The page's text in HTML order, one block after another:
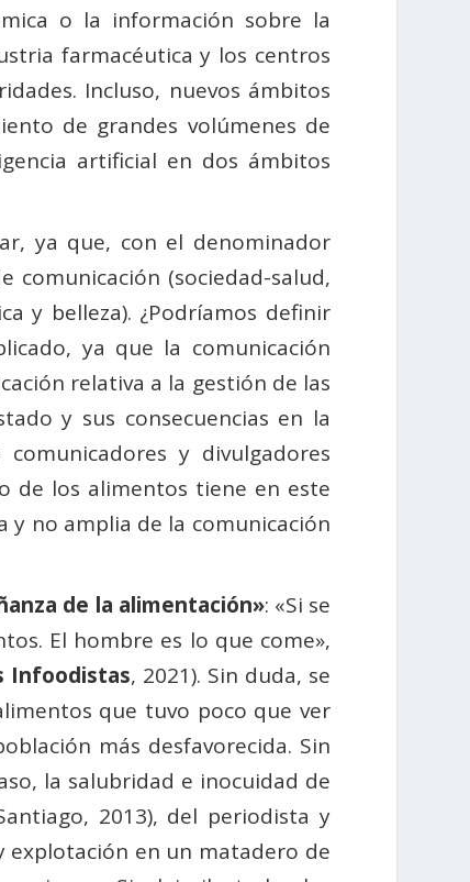
o la información sobre la
farmacéutica y los centros
Incluso, nuevos ámbitos
de grandes volúmenes de
artificial en dos ámbitos
ya que, con el denominador
(sociedad-salud,
y belleza). ¿Podríamos definir
ya que la comunicación
relativa a la gestión de las
y sus consecuencias en la
y divulgadores
de los alimentos tiene en este
no amplia de la comunicación
de la alimentación»: «Si se
El hombre es lo que come»,
Infoodistas, 2021). Sin duda, se
que tuvo poco que ver
más desfavorecida. Sin
la salubridad e inocuidad de
2013), del periodista y
explotación en un matadero de